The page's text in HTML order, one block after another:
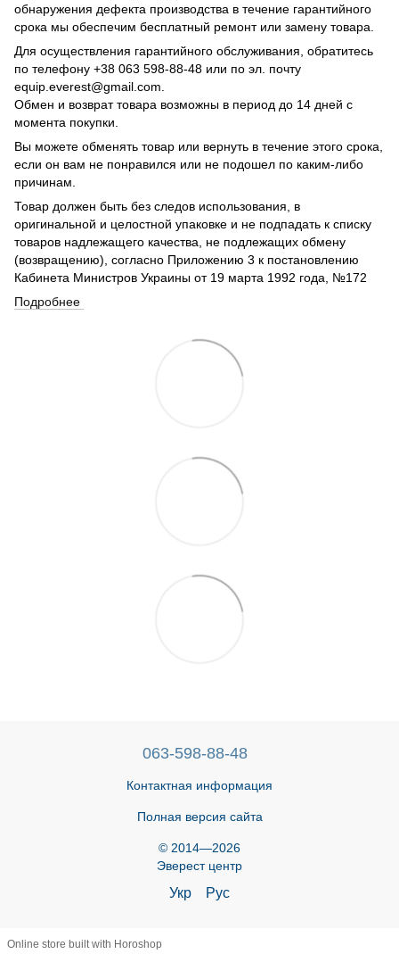
обнаружения дефекта производства в течение гарантийного
срока мы обеспечим бесплатный ремонт или замену товара.
Для осуществления гарантийного обслуживания, обратитесь
по телефону +38 063 598-88-48 или по эл. почту
equip.everest@gmail.com.
Обмен и возврат товара возможны в период до 14 дней с
момента покупки.
Вы можете обменять товар или вернуть в течение этого срока,
если он вам не понравился или не подошел по каким-либо
причинам.
Товар должен быть без следов использования, в
оригинальной и целостной упаковке и не подпадать к списку
товаров надлежащего качества, не подлежащих обмену
(возвращению), согласно Приложению 3 к постановлению
Кабинета Министров Украины от 19 марта 1992 года, №172
Подробнее
063-598-88-48
Контактная информация
Полная версия сайта
© 2014—2026
Эверест центр
Укр Рус
Online store built with Horoshop